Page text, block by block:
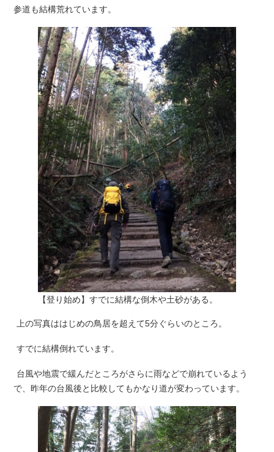
参道も結構荒れています。
【登り始め】すでに結構な倒木や土砂がある。
上の写真ははじめの鳥居を超えて5分ぐらいのところ。
すでに結構倒れています。
台風や地震で緩んだところがさらに雨などで崩れているよう
で、昨年の台風後と比較してもかなり道が変わっています。